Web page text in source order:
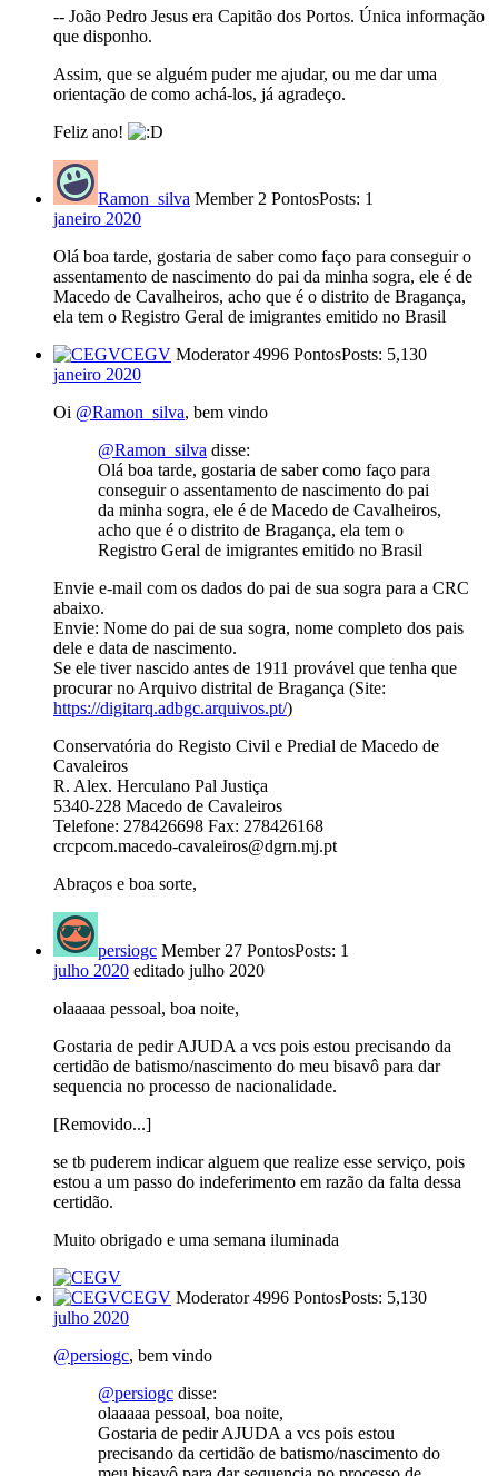
-- João Pedro Jesus era Capitão dos Portos. Única informação
que disponho.
Assim, que se alguém puder me ajudar, ou me dar uma
orientação de como achá-los, já agradeço.
Feliz ano!
Ramon_silva Member 2 PontosPosts: 1
janeiro 2020
Olá boa tarde, gostaria de saber como faço para conseguir o
assentamento de nascimento do pai da minha sogra, ele é de
Macedo de Cavalheiros, acho que é o distrito de Bragança,
ela tem o Registro Geral de imigrantes emitido no Brasil
CEGV Moderator 4996 PontosPosts: 5,130
janeiro 2020
Oi @Ramon_silva, bem vindo
@Ramon_silva disse:
Olá boa tarde, gostaria de saber como faço para
conseguir o assentamento de nascimento do pai
da minha sogra, ele é de Macedo de Cavalheiros,
acho que é o distrito de Bragança, ela tem o
Registro Geral de imigrantes emitido no Brasil
Envie e-mail com os dados do pai de sua sogra para a CRC
abaixo.
Envie: Nome do pai de sua sogra, nome completo dos pais
dele e data de nascimento.
Se ele tiver nascido antes de 1911 provável que tenha que
procurar no Arquivo distrital de Bragança (Site:
https://digitarq.adbgc.arquivos.pt/)
Conservatória do Registo Civil e Predial de Macedo de
Cavaleiros
R. Alex. Herculano Pal Justiça
5340-228 Macedo de Cavaleiros
Telefone: 278426698 Fax: 278426168
crcpcom.macedo-cavaleiros@dgrn.mj.pt
Abraços e boa sorte,
persiogc Member 27 PontosPosts: 1
julho 2020 editado julho 2020
olaaaaa pessoal, boa noite,
Gostaria de pedir AJUDA a vcs pois estou precisando da
certidão de batismo/nascimento do meu bisavô para dar
sequencia no processo de nacionalidade.
[Removido...]
se tb puderem indicar alguem que realize esse serviço, pois
estou a um passo do indeferimento em razão da falta dessa
certidão.
Muito obrigado e uma semana iluminada
CEGV Moderator 4996 PontosPosts: 5,130
julho 2020
@persiogc, bem vindo
@persiogc disse:
olaaaaa pessoal, boa noite,
Gostaria de pedir AJUDA a vcs pois estou
precisando da certidão de batismo/nascimento do